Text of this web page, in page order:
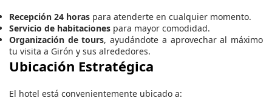
Recepción 24 horas para atenderte en cualquier momento.
Servicio de habitaciones para mayor comodidad.
Organización de tours, ayudándote a aprovechar al máximo
tu visita a Girón y sus alrededores.
Ubicación Estratégica
El hotel está convenientemente ubicado a: